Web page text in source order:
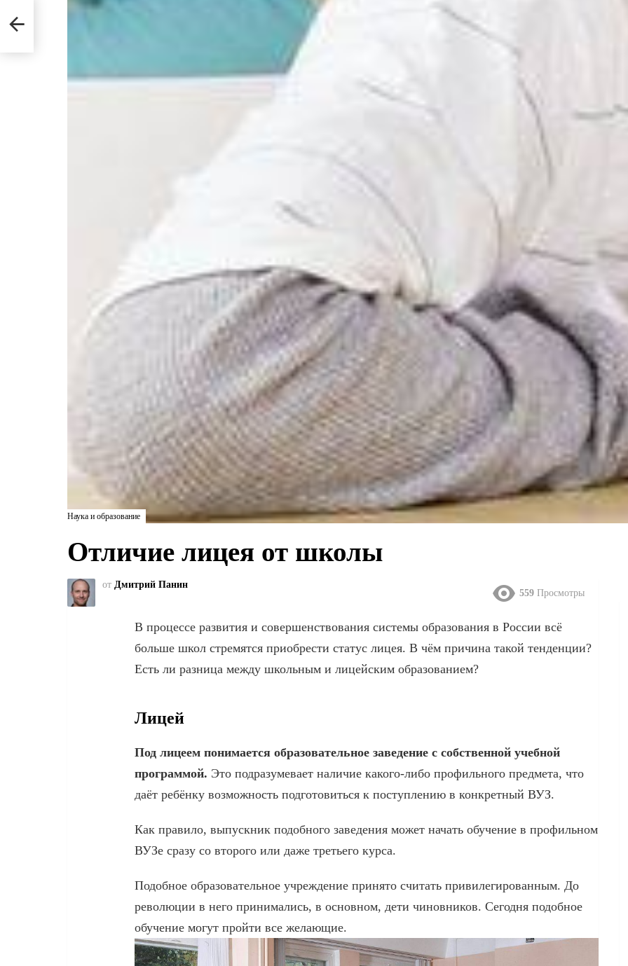
Наука и образование
Отличие лицея от школы
от Дмитрий Панин
559 Просмотры
В процессе развития и совершенствования системы образования в России всё
больше школ стремятся приобрести статус лицея. В чём причина такой тенденции?
Есть ли разница между школьным и лицейским образованием?
Лицей
Под лицеем понимается образовательное заведение с собственной учебной
программой. Это подразумевает наличие какого-либо профильного предмета, что
даёт ребёнку возможность подготовиться к поступлению в конкретный ВУЗ.
Как правило, выпускник подобного заведения может начать обучение в профильном
ВУЗе сразу со второго или даже третьего курса.
Подобное образовательное учреждение принято считать привилегированным. До
революции в него принимались, в основном, дети чиновников. Сегодня подобное
обучение могут пройти все желающие.